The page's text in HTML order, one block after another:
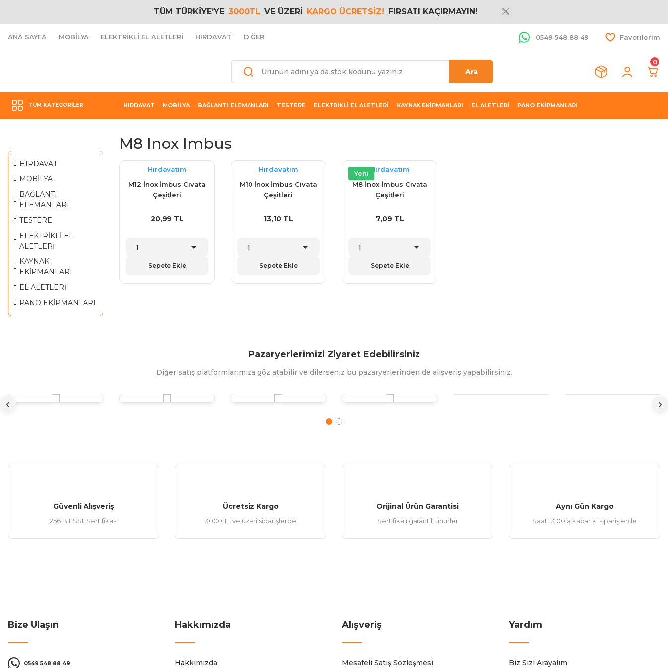
TÜM TÜRKİYE’YE 3000TL VE ÜZERİ KARGO ÜCRETSİZ! FIRSATI KAÇIRMAYIN!
ANA SAYFA MOBİLYA ELEKTRİKLİ EL ALETLERİ HIRDAVAT DİĞER 0549 548 88 49 Favorilerim
Ara
0
TÜM KATEGORILER HIRDAVAT MOBİLYA BAĞLANTI ELEMANLARI TESTERE ELEKTRİKLİ EL ALETLERİ KAYNAK EKİPMANLARI EL ALETLERİ PANO EKİPMANLARI
HIRDAVAT
MOBİLYA
BAĞLANTI
ELEMANLARI
TESTERE
ELEKTRİKLİ EL
ALETLERİ
KAYNAK
EKİPMANLARI
EL ALETLERİ
PANO EKİPMANLARI
M8 Inox Imbus
Hırdavatım
M12 İnox İmbus Civata
Çeşitleri
20,99 TL
Sepete Ekle
Hırdavatım
M10 İnox İmbus Civata
Çeşitleri
13,10 TL
Sepete Ekle
Yeni Hırdavatım
M8 İnox İmbus Civata
Çeşitleri
7,09 TL
Sepete Ekle
Pazaryerlerimizi Ziyaret Edebilirsiniz
Diğer satış platformlarımıza göz atabilir ve dilerseniz bu pazaryerlerinden de alışveriş yapabilirsiniz.
Güvenli Alışveriş
256 Bit SSL Sertifikası
Ücretsiz Kargo
3000 TL ve üzeri siparişlerde
Orijinal Ürün Garantisi
Sertifikalı garantili ürünler
Aynı Gün Kargo
Saat 13:00’a kadar ki siparişlerde
Bize Ulaşın
0549 548 88 49
Hakkımızda
Hakkımızda
Alışveriş
Mesafeli Satış Sözleşmesi
Yardım
Biz Sizi Arayalım